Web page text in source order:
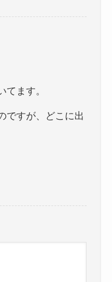
てます。
ですが、どこに出